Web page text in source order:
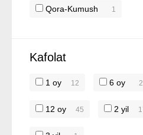
Qora-Kumush 1
Kafolat
1 oy 12 6 oy 2
12 oy 45 2 yil